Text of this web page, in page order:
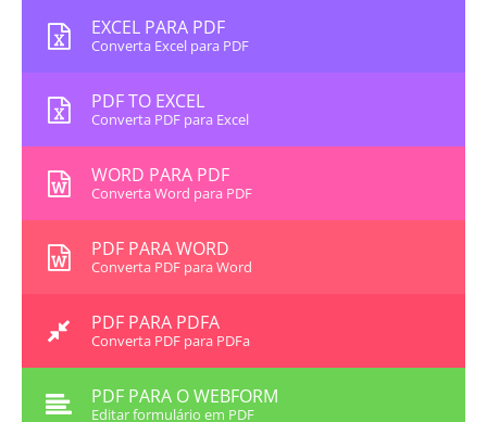
EXCEL PARA PDF
Converta Excel para PDF
PDF TO EXCEL
Converta PDF para Excel
WORD PARA PDF
Converta Word para PDF
PDF PARA WORD
Converta PDF para Word
PDF PARA PDFA
Converta PDF para PDFa
PDF PARA O WEBFORM
Editar formulário em PDF